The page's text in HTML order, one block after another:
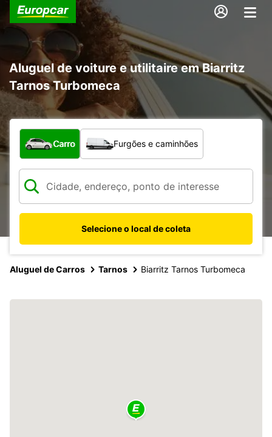
Aluguel de voiture e utilitaire em Biarritz
Tarnos Turbomeca
Qual tipo de veículo?
Carro Furgões e caminhões
Selecione o local de coleta
Aluguel de Carros Tarnos Biarritz Tarnos Turbomeca